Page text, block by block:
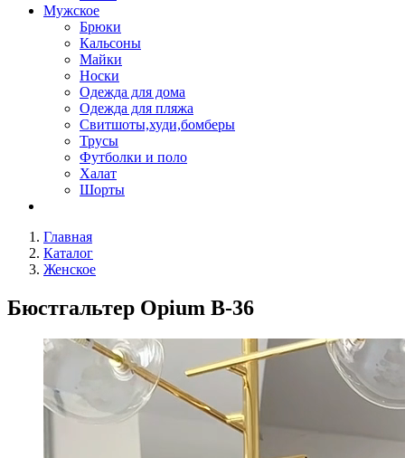
Мужское
Брюки
Кальсоны
Майки
Носки
Одежда для дома
Одежда для пляжа
Свитшоты,худи,бомберы
Трусы
Футболки и поло
Халат
Шорты
Главная
Каталог
Женское
Бюстгальтер Opium B-36